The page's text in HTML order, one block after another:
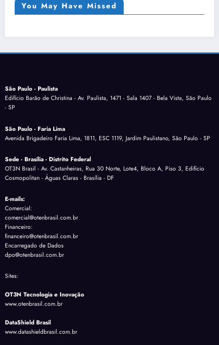
You May Have Missed
São Paulo - Paulista
Edifício Barão de Christina - Av. Paulista, 1471 - Sala 1407 - Bela Vista, São Paulo
- SP
São Paulo - Faria Lima
Avenida Brigadeiro Faria Lima, 1811, ESC 1119, Jardim Paulistano, São Paulo - SP
Sede - Brasília - Distrito Federal
OT3N Brasil - Av. Castanheiras, Rua 30 Norte, Lote4, Bloco A, Piso 3, Edifício
Cosmopolitan - Águas Claras - Brasília - DF
E-mails:
Comercial:
comercial@otenbrasil.com.br
Financeiro:
financeiro@otenbrasil.com.br
Encarregado de Dados
dpo@otenbrasil.com.br
Sites:
OT3N Tecnologia e Inovação
www.otenbrasil.com.br
DataShield Brasil
www.datashieldbrasil.com.br